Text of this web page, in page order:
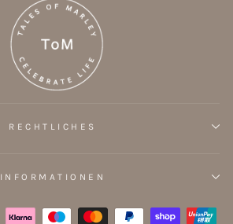
RECHTLICHES
INFORMATIONEN